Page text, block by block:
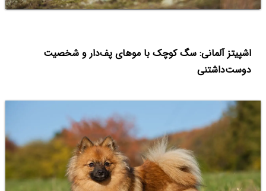
اشپیتز آلمانی: سگ کوچک با موهای پف‌دار و شخصیت
دوست‌داشتنی